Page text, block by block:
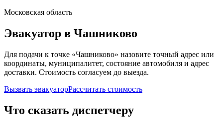
Московская область
Эвакуатор в Чашниково
Для подачи к точке «Чашниково» назовите точный адрес или
координаты, муниципалитет, состояние автомобиля и адрес
доставки. Стоимость согласуем до выезда.
Вызвать эвакуаторРассчитать стоимость
Что сказать диспетчеру